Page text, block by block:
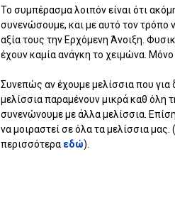
Το συμπέρασμα λοιπόν είναι ότι
συνενώσουμε, και με αυτό τον τρόπο
αξία τους την Ερχόμενη Άνοιξη.
έχουν καμία ανάγκη το χειμώνα. Μόνο
Συνεπώς αν έχουμε μελίσσια που
μελίσσια παραμένουν μικρά καθ όλη
συνενώνουμε με άλλα μελίσσια.
να μοιραστεί σε όλα τα μελίσσια
περισσότερα εδώ).